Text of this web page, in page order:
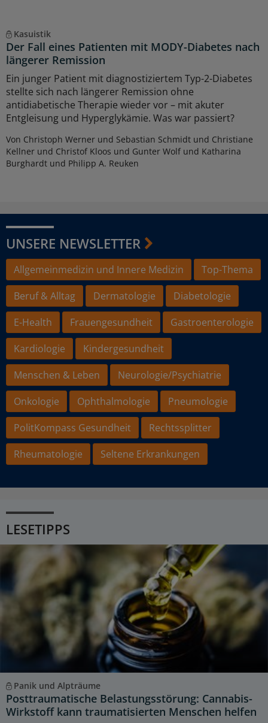
Kasuistik
Der Fall eines Patienten mit MODY-Diabetes nach
längerer Remission
Ein junger Patient mit diagnostiziertem Typ-2-Diabetes
stellte sich nach längerer Remission ohne
antidiabetische Therapie wieder vor – mit akuter
Entgleisung und Hyperglykämie. Was war passiert?
Von Christoph Werner und Sebastian Schmidt und Christiane
Kellner und Christof Kloos und Gunter Wolf und Katharina
Burghardt und Philipp A. Reuken
UNSERE NEWSLETTER
Allgemeinmedizin und Innere Medizin
Top-Thema
Beruf & Alltag
Dermatologie
Diabetologie
E-Health
Frauengesundheit
Gastroenterologie
Kardiologie
Kindergesundheit
Menschen & Leben
Neurologie/Psychiatrie
Onkologie
Ophthalmologie
Pneumologie
PolitKompass Gesundheit
Rechtssplitter
Rheumatologie
Seltene Erkrankungen
LESETIPPS
Panik und Alpträume
Posttraumatische Belastungsstörung: Cannabis-
Wirkstoff kann traumatisierten Menschen helfen